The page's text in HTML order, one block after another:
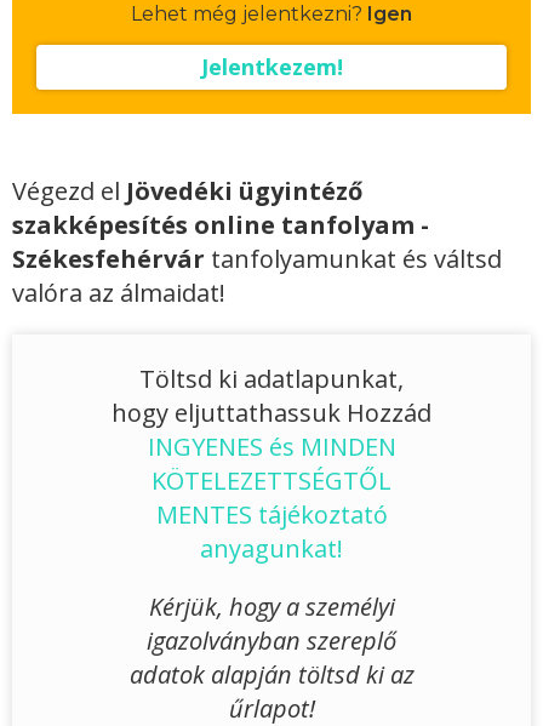
Lehet még jelentkezni? Igen
Jelentkezem!
Végezd el Jövedéki ügyintéző
szakképesítés online tanfolyam -
Székesfehérvár tanfolyamunkat és váltsd
valóra az álmaidat!
Töltsd ki adatlapunkat,
hogy eljuttathassuk Hozzád
INGYENES és MINDEN
KÖTELEZETTSÉGTŐL
MENTES tájékoztató
anyagunkat!
Kérjük, hogy a személyi
igazolványban szereplő
adatok alapján töltsd ki az
űrlapot!